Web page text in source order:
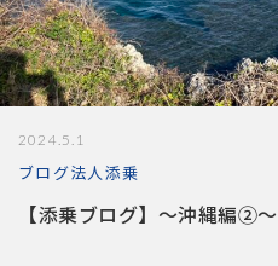
2024.5.1
ブログ法人添乗
【添乗ブログ】～沖縄編②～